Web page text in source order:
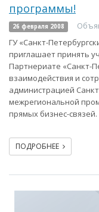
программы!
26 февраля 2008
ГУ «Санкт-
приглашает принять
Партнериате «Санкт-
взаимодействия и
администрацией
межрегиональной
прямых бизнес-связей.
ПОДРОБНЕЕ